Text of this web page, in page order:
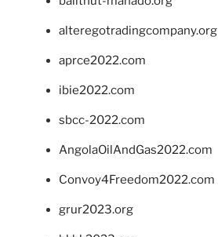
alteregotradingcompany.org
aprce2022.com
ibie2022.com
sbcc-2022.com
AngolaOilAndGas2022.com
Convoy4Freedom2022.com
grur2023.org